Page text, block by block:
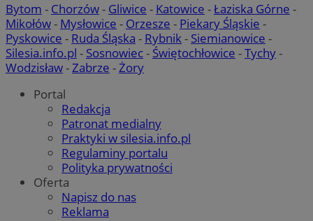
Bytom - Chorzów- Gliwice - Katowice -Łaziska Górne -
Mikołów- Mysłowice - Orzesze - Piekary Śląskie -
Pyskowice - Ruda Śląska - Rybnik- Siemianowice -
Silesia.info.pl - Sosnowiec- Świętochłowice -Tychy-
Wodzisław-Zabrze -Żory
Portal
Redakcja
Patronat medialny
Praktyki w silesia.info.pl
Regulaminy portalu
Polityka prywatności
Oferta
Napisz do nas
Reklama